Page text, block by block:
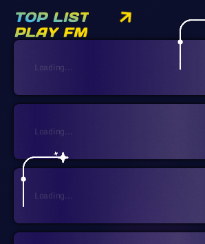
TOP LIST
PLAY FM
Loading...
Loading...
Loading...